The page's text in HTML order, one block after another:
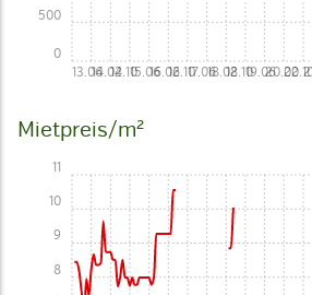
13.0614.0214.1015.0616.0216.1017.0618.0218.1019.0620.02
0
500
Mietpreis/m²
8
9
10
11